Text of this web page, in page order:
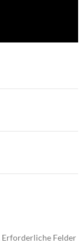
Erforderliche Felder